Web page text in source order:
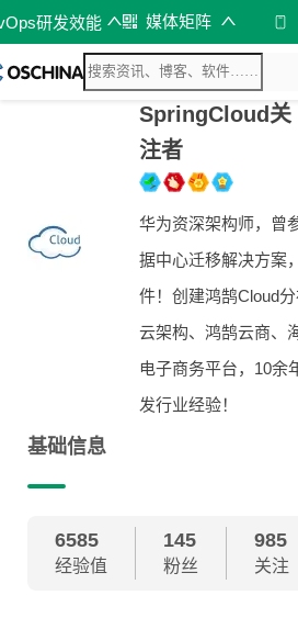
研发效能 媒体矩阵
SpringCloud关
注者
华为资深架构师，曾
据中心迁移解决方案
件！创建鸿鹄Cloud
云架构、鸿鹄云商、
电子商务平台，10余
发行业经验！
基础信息
6585
经验值
145
粉丝
985
关注